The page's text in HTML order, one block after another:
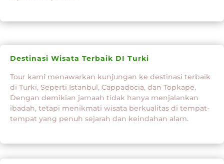
Destinasi Wisata Terbaik DI Turki
Tour kami menawarkan kunjungan ke destinasi terbaik
di Turki, Seperti Istanbul, Cappadocia, dan Topkape.
Dengan demikian jamaah tidak hanya menjalankan
ibadah, tetapi menikmati wisata berkualitas di tempat-
tempat yang penuh sejarah dan keindahan alam.